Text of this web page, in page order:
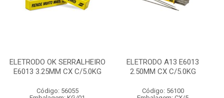
ELETRODO OK SERRALHEIRO
E6013 3.25MM CX C/5.0KG
Código: 56055
ELETRODO A13 E6013
2.50MM CX C/5.0KG
Código: 56100